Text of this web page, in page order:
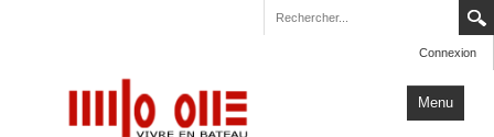
Connexion
Menu